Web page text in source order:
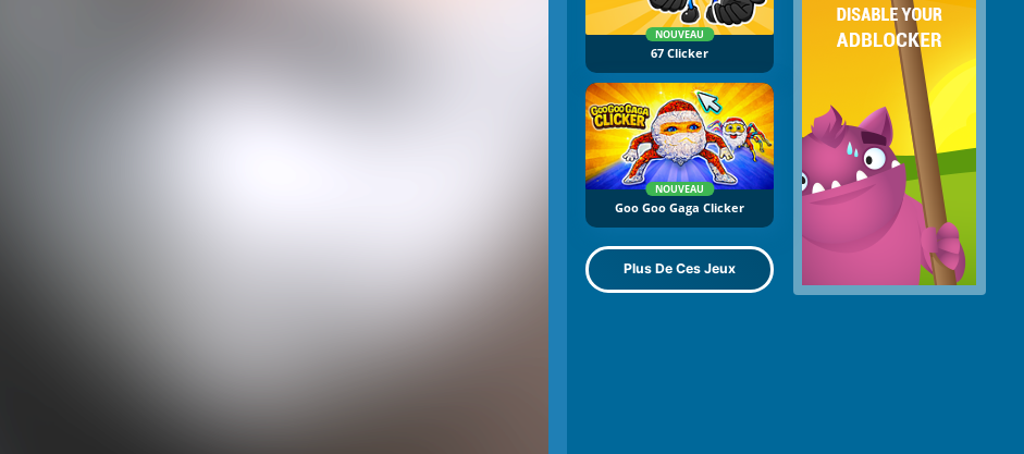
NOUVEAU
67 Clicker
NOUVEAU
Goo Goo Gaga Clicker
Plus De Ces Jeux